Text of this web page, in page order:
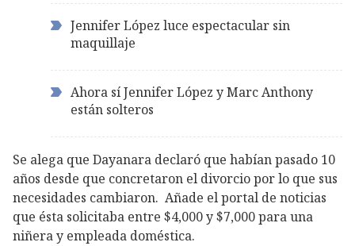
Jennifer López luce espectacular sin
maquillaje
Ahora sí Jennifer López y Marc Anthony
están solteros
Se alega que Dayanara declaró que habían pasado 10
años desde que concretaron el divorcio por lo que sus
necesidades cambiaron. Añade el portal de noticias
que ésta solicitaba entre $4,000 y $7,000 para una
niñera y empleada doméstica.